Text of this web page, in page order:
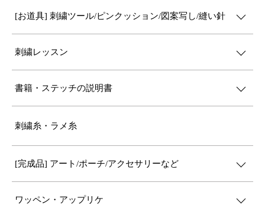
[お道具] 刺繍ツール/ピンクッション/図案写し/縫い針
刺繍レッスン
書籍・ステッチの説明書
刺繍糸・ラメ糸
[完成品] アート/ポーチ/アクセサリーなど
ワッペン・アップリケ